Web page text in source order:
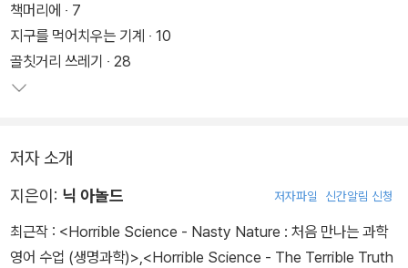
책머리에 ‧ 7
지구를 먹어치우는 기계 ‧ 10
골칫거리 쓰레기 ‧ 28
저자 소개
지은이: 닉 아놀드 저자파일 신간알림 신청
최근작 : <Horrible Science - Nasty Nature : 처음 만나는 과학
영어 수업 (생명과학)>,<Horrible Science - The Terrible Truth